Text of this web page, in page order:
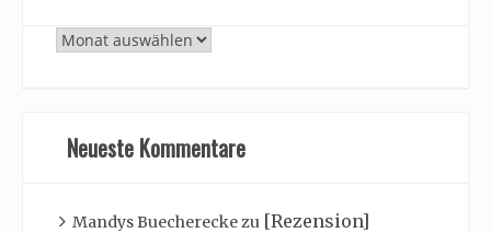
Archiv
Neueste Kommentare
Mandys Buechereckezu [Rezension]